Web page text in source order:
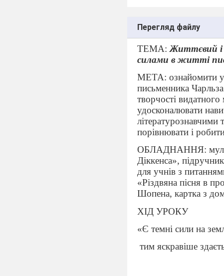
Перегляд файлу
ТЕМА:Життєвий
силами в житті
МЕТА: ознайомити
письменника
творчості
удосконалювати
літературознавчими
порівнювати і
ОБЛАДНАННЯ:
Діккенса»,
для учнів з
«Різдвяна пісня в
Шопена, картка з
ХІД УРОКУ
«Є темні сили на
тим яскравіше